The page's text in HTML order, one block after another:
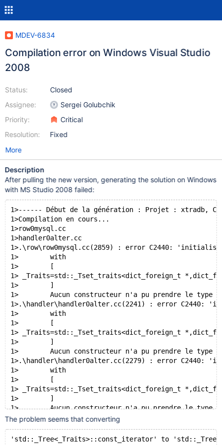
MDEV-6834
Compilation error on Windows Visual Studio
2008
Status:
Assignee:
Priority:
Resolution:
Closed
Sergei Golubchik
Critical
Fixed
More
Description
After pulling the new version, generating the solution on Windows
with MS Studio 2008 failed:
1>------ Début de la génération : Projet : xtradb,
1>Compilation en cours...
1>row0mysql.cc
1>handler0alter.cc
1>.\row\row0mysql.cc(2859) : error C2440:
1>        with
1>        [
1> _Traits=std::_Tset_traits<dict_foreign_t
1>        ]
1>        Aucun constructeur n'a pu prendre le type
1>.\handler\handler0alter.cc(2241) : error
1>        with
1>        [
1> _Traits=std::_Tset_traits<dict_foreign_t
1>        ]
1>        Aucun constructeur n'a pu prendre le type
1>.\handler\handler0alter.cc(2279) : error
1>        with
1>        [
1> _Traits=std::_Tset_traits<dict_foreign_t
1>        ]
1>        Aucun constructeur n'a pu prendre le type
1>.\handler\handler0alter.cc(2670) : warning
1>.\handler\handler0alter.cc(4465) : error
The problem seems that converting
'std::_Tree<_Traits>::const_iterator' to